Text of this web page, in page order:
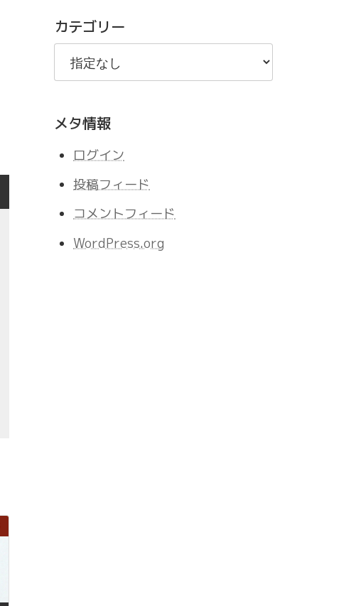
事
カテゴリー
メタ情報
ログイン
投稿フィード
コメントフィード
WordPress.org